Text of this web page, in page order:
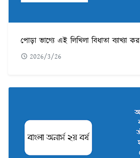
পোড়া ভাগ্যে এই লিখিলা বিধাতা ব্যাখ্যা কর
2026/3/26